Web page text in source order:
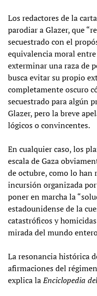
Los redactores de la
parodiar a Glazer, que
secuestrado con el
equivalencia moral
exterminar una raza de
busca evitar su propio
completamente oscuro
secuestrado para algún
Glazer, pero la breve
lógicos o convincentes.
En cualquier caso, los
escala de Gaza
de octubre, como lo han
incursión organizada
poner en marcha la
estadounidense de la
catastróficos y
mirada del mundo
La resonancia histórica
afirmaciones del
explica laEnciclopedia